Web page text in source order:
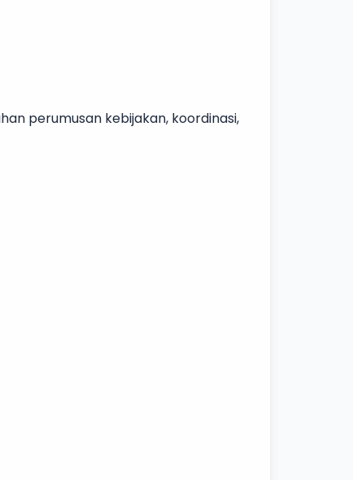
perumusan kebijakan, koordinasi,